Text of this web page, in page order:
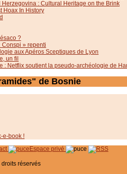
Herzegovina : Cultural Heritage on the Brink
Hoax In History
?
Conspi » repenti
aux Apéros Sceptiques de Lyon
un fil
: Netflix soutient la pseudo-archéologie de
de Bosnie
e-book !
Espace privé
droits réservés